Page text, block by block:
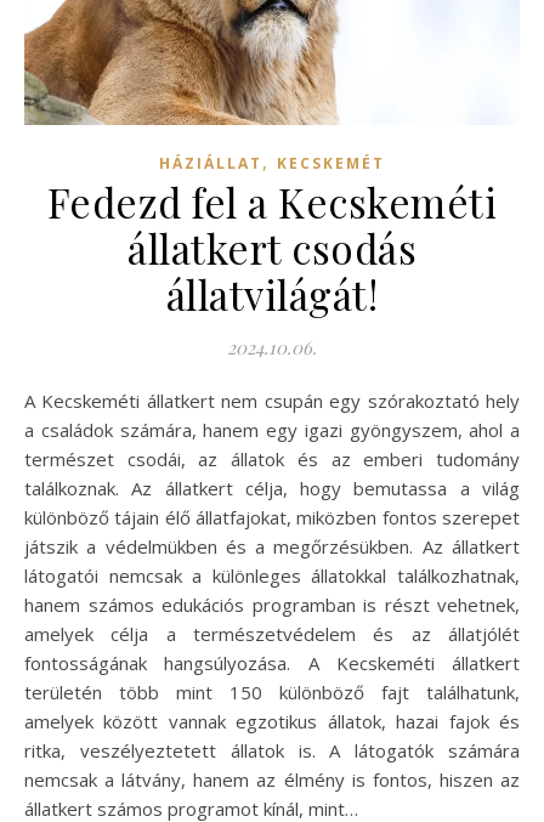
HÁZIÁLLAT , KECSKEMÉT
Fedezd fel a Kecskeméti
állatkert csodás
állatvilágát!
2024.10.06.
A Kecskeméti állatkert nem csupán egy szórakoztató hely
a családok számára, hanem egy igazi gyöngyszem, ahol a
természet csodái, az állatok és az emberi tudomány
találkoznak. Az állatkert célja, hogy bemutassa a világ
különböző tájain élő állatfajokat, miközben fontos szerepet
játszik a védelmükben és a megőrzésükben. Az állatkert
látogatói nemcsak a különleges állatokkal találkozhatnak,
hanem számos edukációs programban is részt vehetnek,
amelyek célja a természetvédelem és az állatjólét
fontosságának hangsúlyozása. A Kecskeméti állatkert
területén több mint 150 különböző fajt találhatunk,
amelyek között vannak egzotikus állatok, hazai fajok és
ritka, veszélyeztetett állatok is. A látogatók számára
nemcsak a látvány, hanem az élmény is fontos, hiszen az
állatkert számos programot kínál, mint…